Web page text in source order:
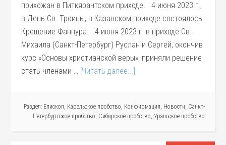
прихожан в Питкярантском приходе. 4 июня 2023 г.,
в День Св. Троицы, в Казанском приходе состоялось
Крещение Фаннура. 4 июня 2023 г. в приходе Св.
Михаила (Санкт-Петербург) Руслан и Сергей, окончив
курс «Основы христианской веры», приняли решение
стать членами … [Читать далее...]
Раздел: Епископ, Карельское пробство, Конфирмация, Новости, Санкт-
Петербургское пробство, Сибирское пробство, Уральское пробство